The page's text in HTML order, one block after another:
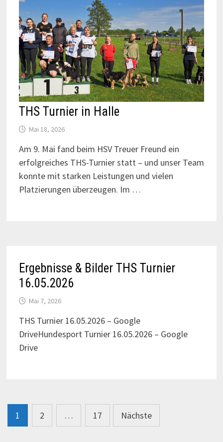
THS Turnier in Halle
Mai 18, 2026
Am 9. Mai fand beim HSV Treuer Freund ein
erfolgreiches THS-Turnier statt – und unser Team
konnte mit starken Leistungen und vielen
Platzierungen überzeugen. Im …
Ergebnisse & Bilder THS Turnier
16.05.2026
Mai 7, 2026
THS Turnier 16.05.2026 – Google
DriveHundesport Turnier 16.05.2026 – Google
Drive
Seitennummerierung
der
1 2 … 17 Nächste